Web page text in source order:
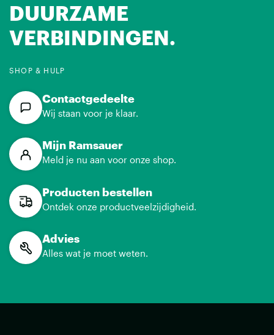
DUURZAME
VERBINDINGEN.
SHOP & HULP
Contactgedeelte
Wij staan voor je klaar.
Mijn Ramsauer
Meld je nu aan voor onze shop.
Producten bestellen
Ontdek onze productveelzijdigheid.
Advies
Alles wat je moet weten.